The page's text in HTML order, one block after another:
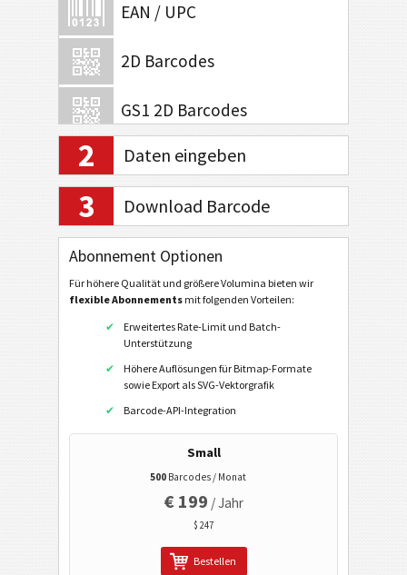
EAN / UPC
2D Barcodes
GS1 2D Barcodes
Electronic Banking / SEPA
Mobile Tagging
Gesundheitswesen
ISBN Codes
Visitenkarten
Kalender Codes
Data Matrix
Wi-Fi Barcodes
2 Daten eingeben
3 Download Barcode
Abonnement Optionen
Für höhere Qualität und größere Volumina bieten wir
flexible Abonnements mit folgenden Vorteilen:
Erweitertes Rate-Limit und Batch-
Unterstützung
Höhere Auflösungen für Bitmap-Formate
sowie Export als SVG-Vektorgrafik
Barcode-API-Integration
Small
500 Barcodes / Monat
€ 199 / Jahr
$ 247
Bestellen